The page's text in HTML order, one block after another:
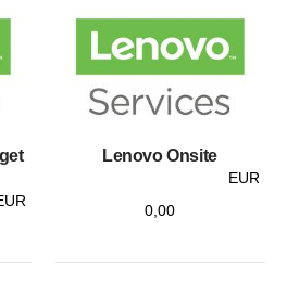
Lenovo Onsite
EUR
0,00